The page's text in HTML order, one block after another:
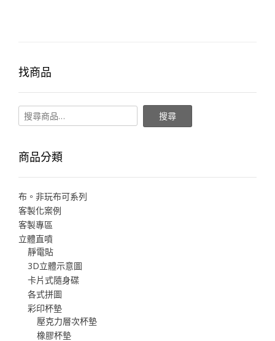
找商品
搜尋
商品分類
布。非玩布可系列
客製化案例
客製專區
立體直噴
靜電貼
3D立體示意圖
卡片式隨身碟
各式拼圖
彩印杯墊
壓克力層次杯墊
橡膠杯墊